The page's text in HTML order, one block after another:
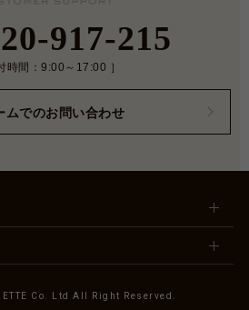
917-215
時間：9:00～17:00 ］
ムでのお問い合わせ
Co. Ltd All Right Reserved.